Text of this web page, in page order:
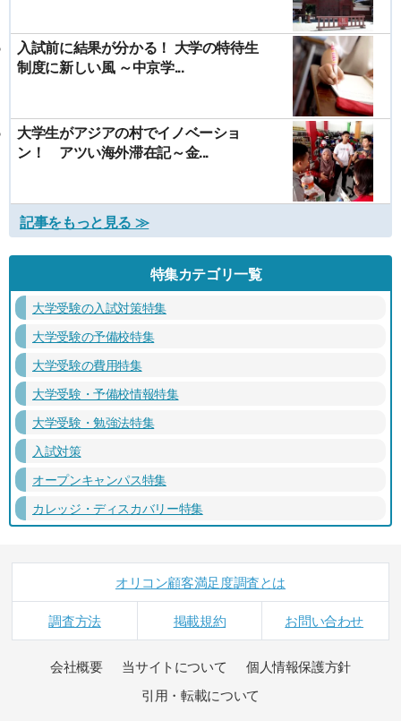
入試前に結果が分かる！ 大学の特待生
制度に新しい風 ～中京学...
大学生がアジアの村でイノベーショ
ン！ アツい海外滞在記～金...
記事をもっと見る ≫
特集カテゴリ一覧
大学受験の入試対策特集
大学受験の予備校特集
大学受験の費用特集
大学受験・予備校情報特集
大学受験・勉強法特集
入試対策
オープンキャンパス特集
カレッジ・ディスカバリー特集
オリコン顧客満足度調査とは
調査方法 掲載規約 お問い合わせ
会社概要 当サイトについて
個人情報保護方針
引用・転載について